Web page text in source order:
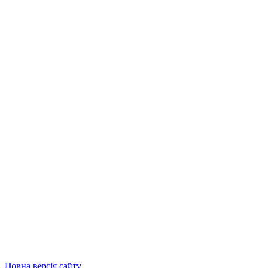
Повна версія сайту